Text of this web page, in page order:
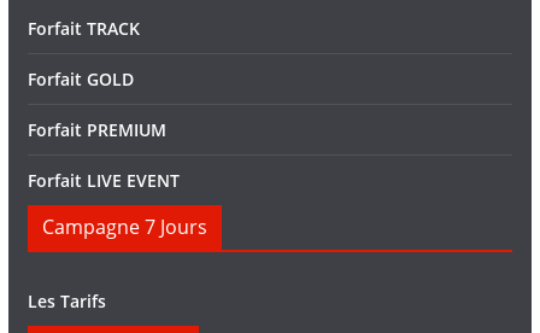
Forfait TRACK
Forfait GOLD
Forfait PREMIUM
Forfait LIVE EVENT
Campagne 7 Jours
Les Tarifs